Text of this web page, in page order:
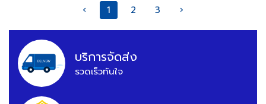
‹ 1 2 3 ›
บริการจัดส่ง
รวดเร็วทันใจ